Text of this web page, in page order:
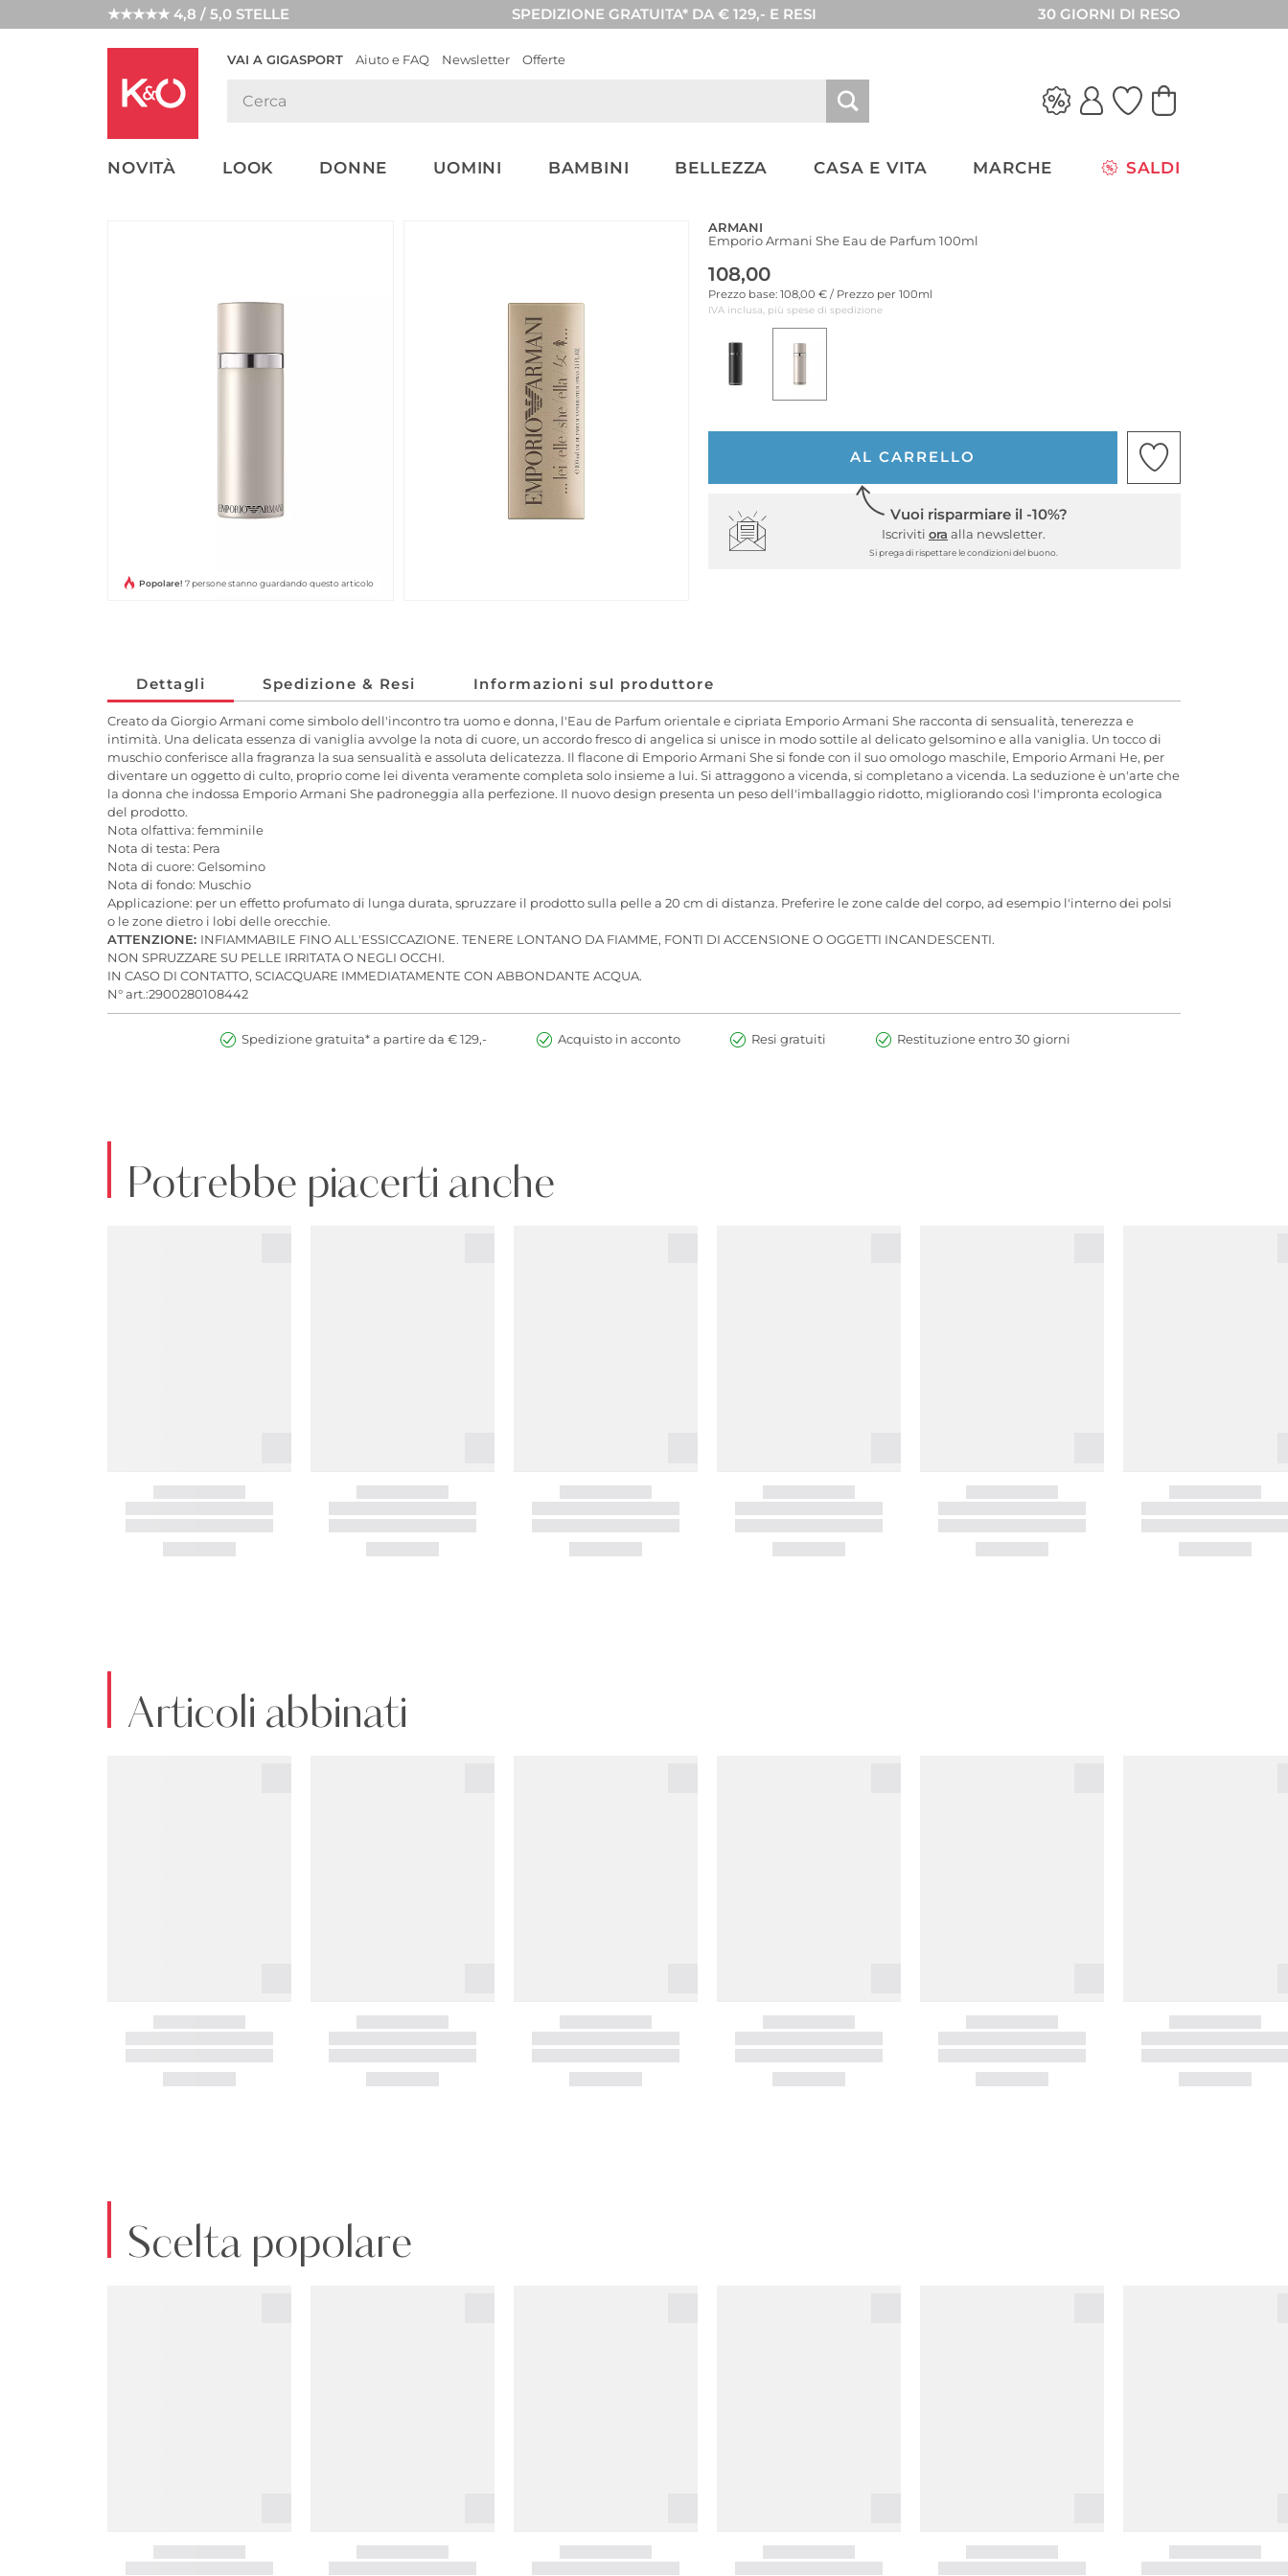
★★★★★ 4,8 / 5,0 STELLE SPEDIZIONE GRATUITA* DA € 129,- E RESI 30 GIORNI DI RESO
VAI A GIGASPORT Aiuto e FAQ Newsletter Offerte
NOVITÀ LOOK DONNE UOMINI BAMBINI BELLEZZA CASA E VITA MARCHE SALDI
LOOK
WEDDING
Popolare! 7 persone stanno guardando questo articolo
ARMANI
Emporio Armani She Eau de Parfum 100ml
108,00
Prezzo base: 108,00 € / Prezzo per 100ml
IVA inclusa, più spese di spedizione
AL CARRELLO
Vuoi risparmiare il -10%?
Iscriviti ora alla newsletter.
Si prega di rispettare le condizioni del buono.
Dettagli Spedizione & Resi Informazioni sul produttore
Creato da Giorgio Armani come simbolo dell'incontro tra uomo e donna, l'Eau de Parfum orientale e cipriata Emporio Armani She racconta di sensualità, tenerezza e
intimità. Una delicata essenza di vaniglia avvolge la nota di cuore, un accordo fresco di angelica si unisce in modo sottile al delicato gelsomino e alla vaniglia. Un tocco di
muschio conferisce alla fragranza la sua sensualità e assoluta delicatezza. Il flacone di Emporio Armani She si fonde con il suo omologo maschile, Emporio Armani He, per
diventare un oggetto di culto, proprio come lei diventa veramente completa solo insieme a lui. Si attraggono a vicenda, si completano a vicenda. La seduzione è un'arte che
la donna che indossa Emporio Armani She padroneggia alla perfezione. Il nuovo design presenta un peso dell'imballaggio ridotto, migliorando così l'impronta ecologica
del prodotto.
Nota olfattiva: femminile
Nota di testa: Pera
Nota di cuore: Gelsomino
Nota di fondo: Muschio
Applicazione: per un effetto profumato di lunga durata, spruzzare il prodotto sulla pelle a 20 cm di distanza. Preferire le zone calde del corpo, ad esempio l'interno dei polsi
o le zone dietro i lobi delle orecchie.
ATTENZIONE: INFIAMMABILE FINO ALL'ESSICCAZIONE. TENERE LONTANO DA FIAMME, FONTI DI ACCENSIONE O OGGETTI INCANDESCENTI.
NON SPRUZZARE SU PELLE IRRITATA O NEGLI OCCHI.
IN CASO DI CONTATTO, SCIACQUARE IMMEDIATAMENTE CON ABBONDANTE ACQUA.
N° art.:2900280108442
Spedizione gratuita* a partire da € 129,- Acquisto in acconto Resi gratuiti Restituzione entro 30 giorni
Potrebbe piacerti anche
Articoli abbinati
Scelta popolare